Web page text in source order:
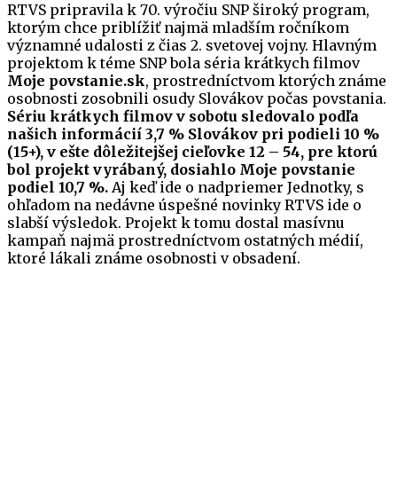
RTVS pripravila k 70. výročiu SNP široký program,
ktorým chce priblížiť najmä mladším ročníkom
významné udalosti z čias 2. svetovej vojny. Hlavným
projektom k téme SNP bola séria krátkych filmov
Moje povstanie.sk, prostredníctvom ktorých známe
osobnosti zosobnili osudy Slovákov počas povstania.
Sériu krátkych filmov v sobotu sledovalo podľa
našich informácií 3,7 % Slovákov pri podieli 10 %
(15+), v ešte dôležitejšej cieľovke 12 – 54, pre ktorú
bol projekt vyrábaný, dosiahlo Moje povstanie
podiel 10,7 %. Aj keď ide o nadpriemer Jednotky, s
ohľadom na nedávne úspešné novinky RTVS ide o
slabší výsledok. Projekt k tomu dostal masívnu
kampaň najmä prostredníctvom ostatných médií,
ktoré lákali známe osobnosti v obsadení.